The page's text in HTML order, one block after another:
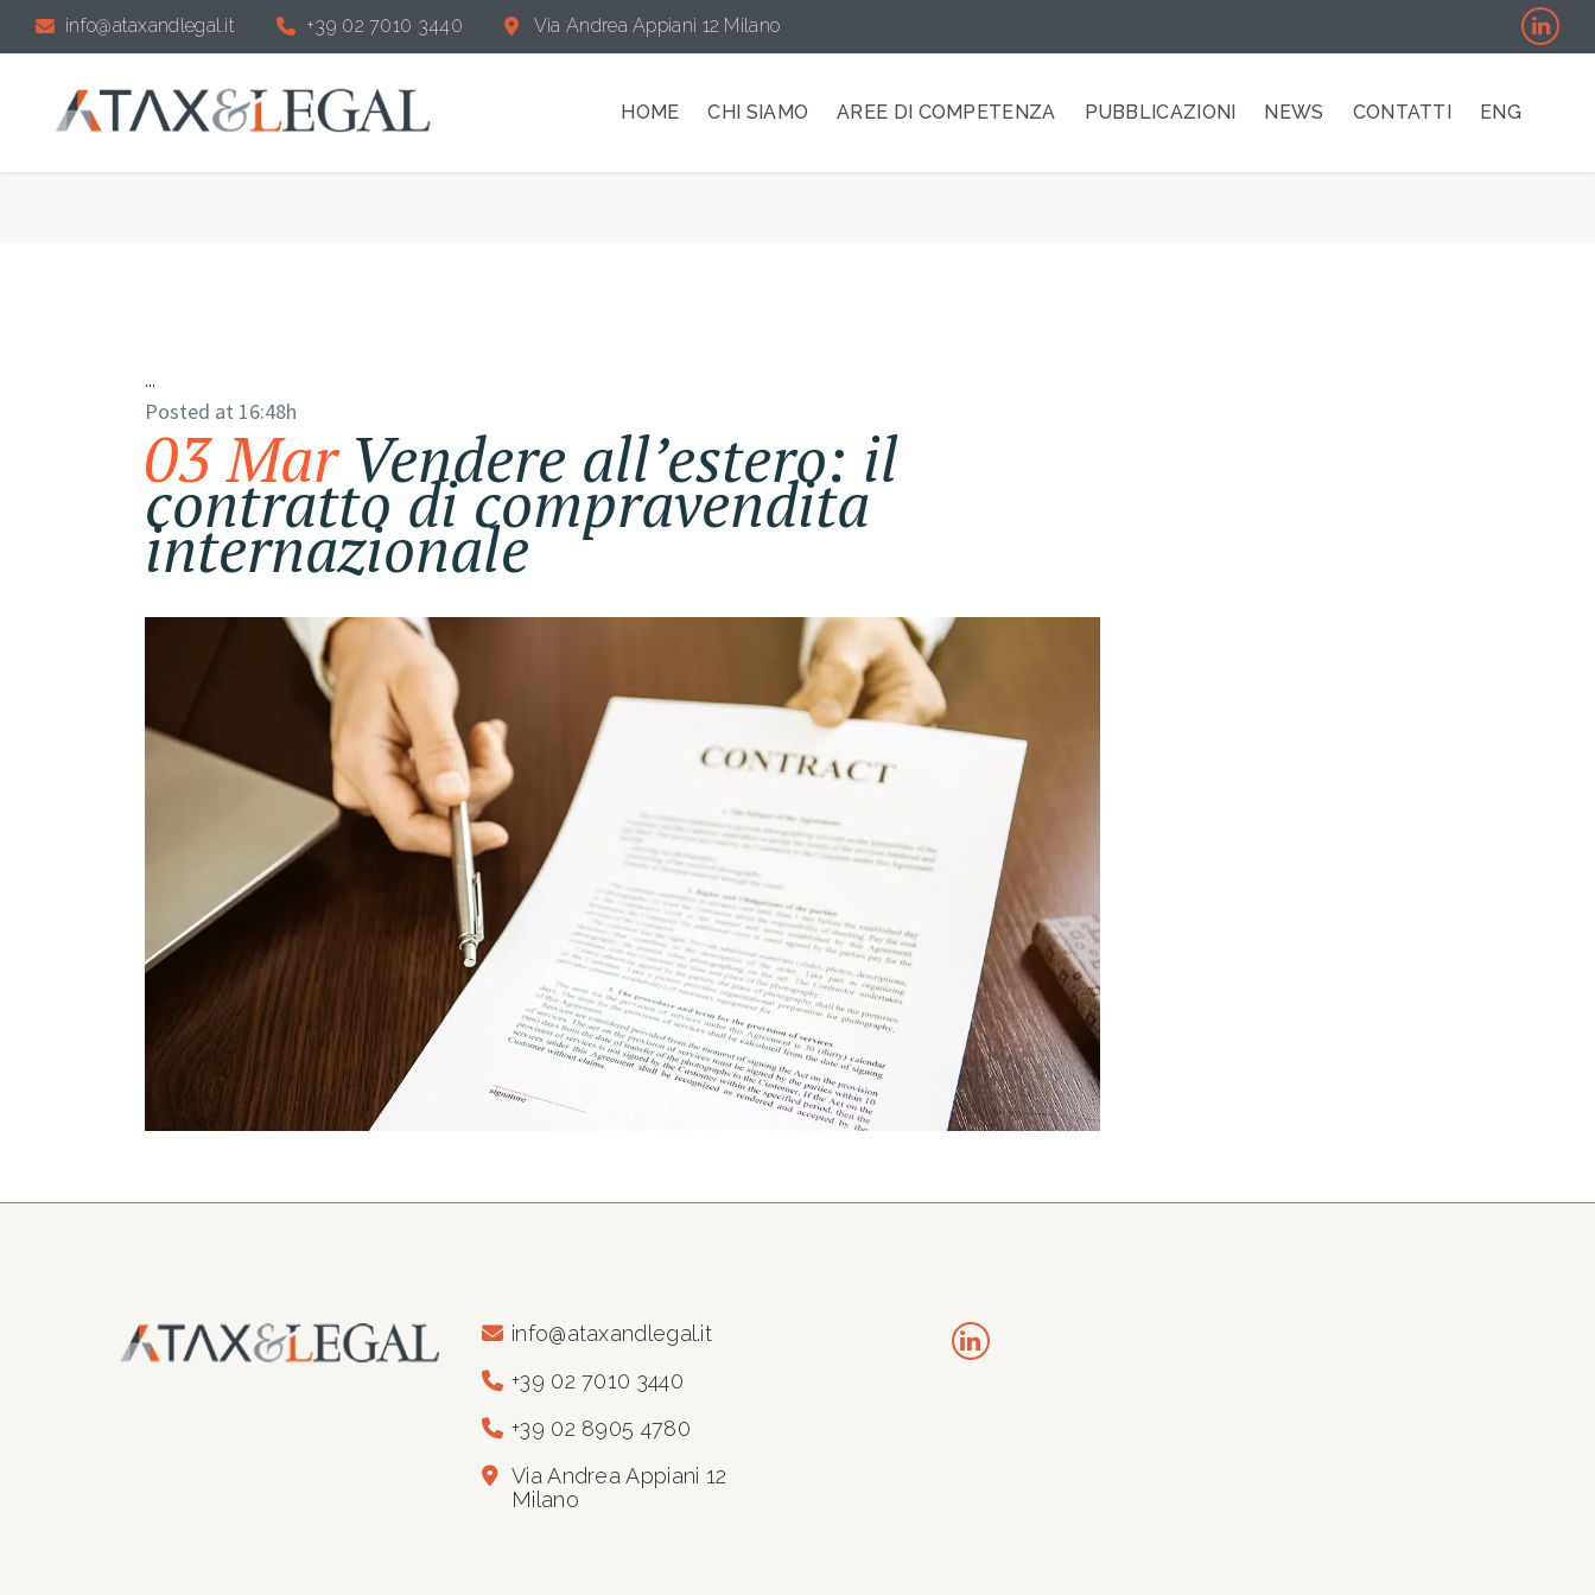
info@ataxandlegal.it +39 02 7010 3440 Via Andrea Appiani 12 Milano
HOME CHI SIAMO AREE DI COMPETENZA PUBBLICAZIONI NEWS CONTATTI ENG
03 Mar Vendere all’estero: il
contratto di compravendita
internazionale
Posted at 16:48h
...
info@ataxandlegal.it
+39 02 7010 3440
+39 02 8905 4780
Via Andrea Appiani 12
Milano